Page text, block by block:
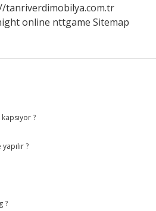
tanriverdimobilya.com.tr
online nttgame Sitemap
?
?
?